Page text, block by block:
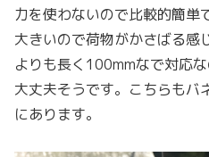
力を使わないので比較的簡単
大きいので荷物がかさばる感
よりも長く100mmなで対応
大丈夫そうです。こちらもバ
にあります。